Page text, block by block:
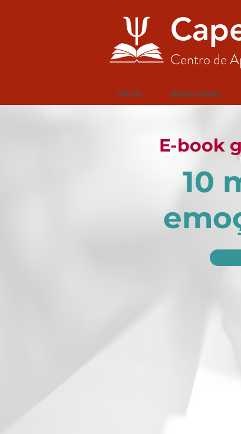
Centro de
INÍCIO QUEM SOMOS
E-book
10